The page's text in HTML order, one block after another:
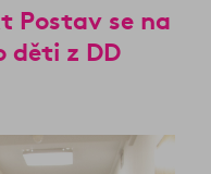
Postav se na
děti z DD